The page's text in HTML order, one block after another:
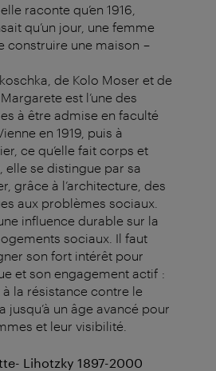
raconte qu’en 1916,
qu’un jour, une femme
construire une maison –
de Kolo Moser et de
est l’une des
à être admise en faculté
en 1919, puis à
ce qu’elle fait corps et
elle se distingue par sa
grâce à l’architecture, des
aux problèmes sociaux.
influence durable sur la
sociaux. Il faut
son fort intérêt pour
et son engagement actif :
la résistance contre le
jusqu’à un âge avancé pour
et leur visibilité.
Lihotzky 1897-2000